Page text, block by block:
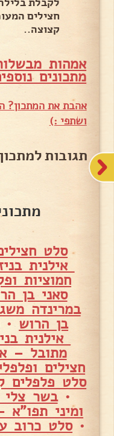
חצילים
קצוצה..
אמהות
מתכונים
אהבת את המתכון?
ושתפי :)
תגובות
סלט
אילנית
חמוציות
סאני בן
במרינדה
בן הרוש •
אילנית
מתובל –
חצילים
סלט פלפלים
•
ומיני תפו"א
•סלט כרוב